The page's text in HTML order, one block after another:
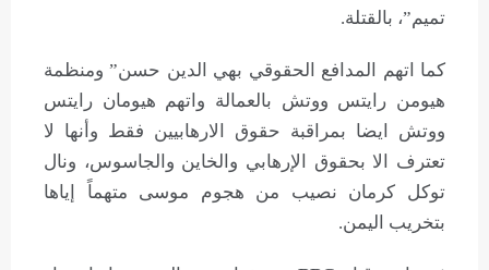
تميم”، بالقتلة.
كما اتهم المدافع الحقوقي بهي الدين حسن” ومنظمة
هيومن رايتس ووتش بالعمالة واتهم هيومان رايتس
ووتش ايضا بمراقبة حقوق الارهابيين فقط وأنها لا
تعترف الا بحقوق الإرهابي والخاين والجاسوس، ونال
توكل كرمان نصيب من هجوم موسى متهماً إياها
بتخريب اليمن.